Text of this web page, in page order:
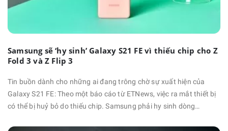
Samsung sẽ ‘hy sinh’ Galaxy S21 FE vì thiếu chip cho Z
Fold 3 và Z Flip 3
Tin buồn dành cho những ai đang trông chờ sự xuất hiện của
Galaxy S21 FE: Theo một báo cáo từ ETNews, việc ra mắt thiết bị
có thể bị huỷ bỏ do thiếu chip. Samsung phải hy sinh dòng